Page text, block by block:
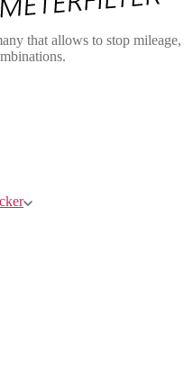
that allows to stop mileage,